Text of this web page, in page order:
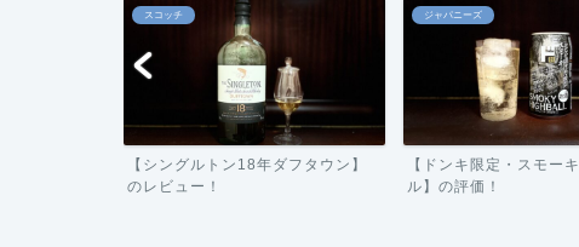
スコッチ
【シングルトン18年ダフタウン】
のレビュー！
ジャパニーズ
【ドンキ限定・スモー
ル】の評価！